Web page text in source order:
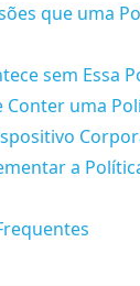
que uma
sem Essa
Conter uma
a